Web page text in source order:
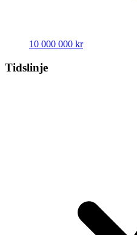
10 000 000 kr
Tidslinje